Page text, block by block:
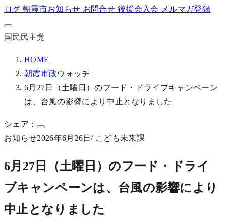
ログ 朝霞市お知らせ お問合せ後援会入会 メルマガ登録
国民民主党
HOME
朝霞市政ウォッチ
6月27日（土曜日）のフード・ドライブキャンペーン
は、台風の影響により中止となりました
シェア：
お知らせ2026年6月26日/ こども未来課
6月27日（土曜日）のフード・ドライ
ブキャンペーンは、台風の影響により
中止となりました